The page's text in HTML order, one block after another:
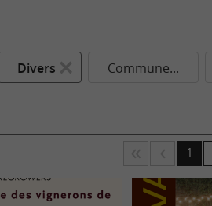
Divers Commune...
1